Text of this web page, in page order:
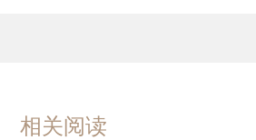
相关阅读